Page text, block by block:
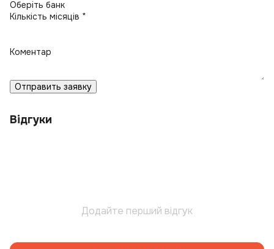
Кількість місяців *
Коментар
Отправить заявку
Відгуки
Додайте перший відгук